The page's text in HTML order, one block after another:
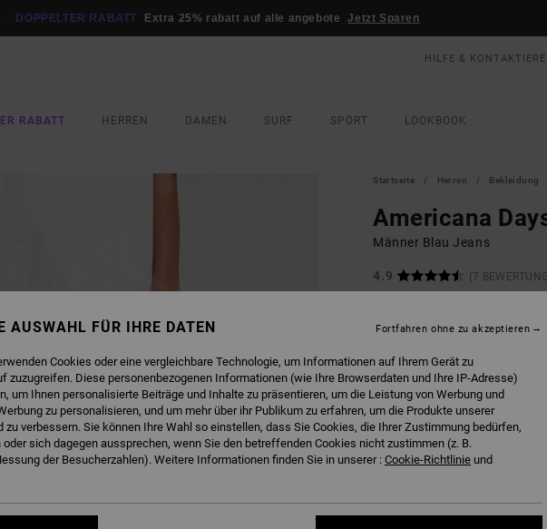
DOPPELTER RABATT Extra 25% rabatt auf alle angebote Jetzt Sparen
HILFE & KONTAKTIERE
RABATT HERREN DAMEN SURF SPORT LOOKBOOK
Startseite Herren Bekleidung
Americana
Männer Blau Jeans
4.9
(7
57,00 €
DOPPELTER RABATT EXTRA 25 %
FARBE Vintage Blue
AUSWAHL FÜR IHRE DATEN
Cookies oder eine vergleichbare Technologie, um Informationen auf Ihrem Gerät zu
zuzugreifen. Diese personenbezogenen Informationen (wie Ihre Browserdaten und Ihre IP-Adresse)
um Ihnen personalisierte Beiträge und Inhalte zu präsentieren, um die Leistung von Werbung und
zu personalisieren, und um mehr über ihr Publikum zu erfahren, um die Produkte unserer
zu verbessern. Sie können Ihre Wahl so einstellen, dass Sie Cookies, die Ihrer Zustimmung bedürfen,
sich dagegen aussprechen, wenn Sie den betreffenden Cookies nicht zustimmen (z. B.
der Besucherzahlen). Weitere Informationen finden Sie in unserer : Cookie-Richtlinie und
Fortfahren ohne zu akzeptieren